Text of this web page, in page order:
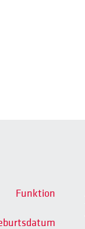
Funktion